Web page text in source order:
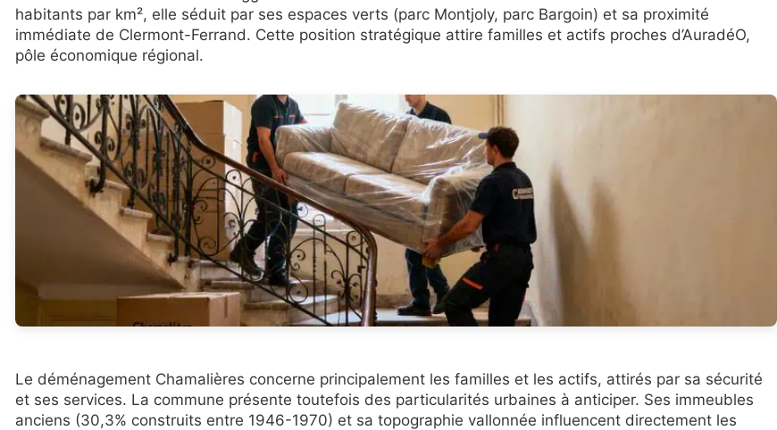
habitants par km², elle séduit par ses espaces verts (parc Montjoly, parc Bargoin) et sa proximité
immédiate de Clermont-Ferrand. Cette position stratégique attire familles et actifs proches d’AuradéO,
pôle économique régional.
Le déménagement Chamalières concerne principalement les familles et les actifs, attirés par sa sécurité
et ses services. La commune présente toutefois des particularités urbaines à anticiper. Ses immeubles
anciens (30,3% construits entre 1946-1970) et sa topographie vallonnée influencent directement les